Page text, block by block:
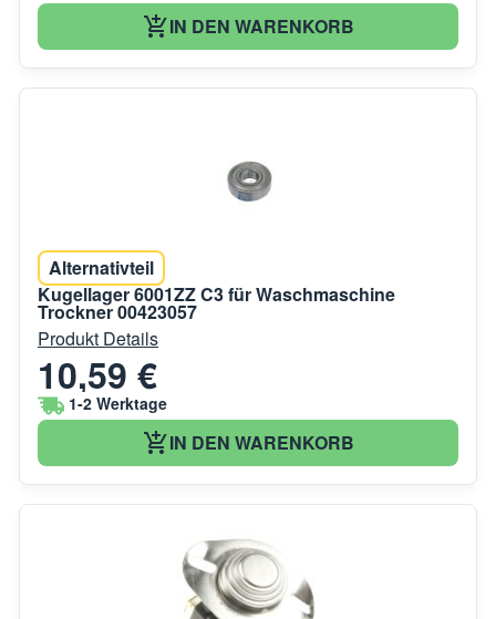
IN DEN WARENKORB
Alternativteil
Kugellager 6001ZZ C3 für Waschmaschine
Trockner 00423057
Produkt Details
10,59 €
1-2 Werktage
IN DEN WARENKORB